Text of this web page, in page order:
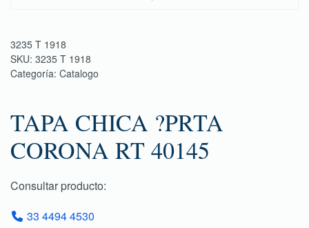
3235 T 1918
SKU: 3235 T 1918
Categoría: Catalogo
TAPA CHICA ?PRTA
CORONA RT 40145
Consultar producto:
33 4494 4530